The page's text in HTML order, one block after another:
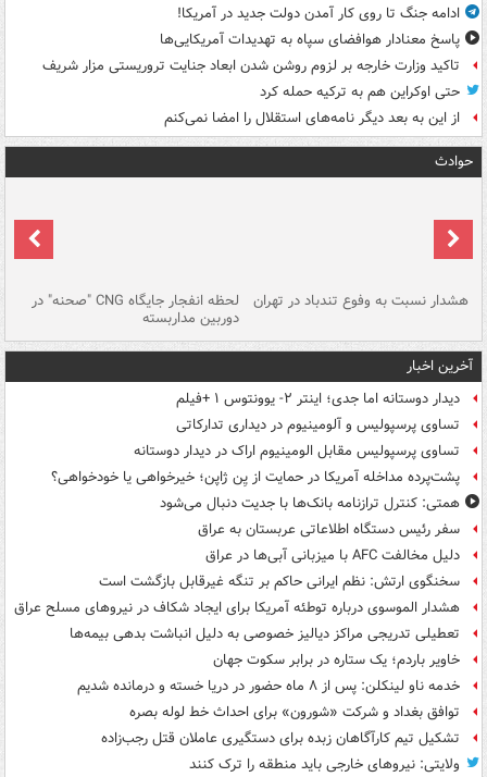
ادامه جنگ تا روی کار آمدن دولت جدید در آمریکا!
پاسخ معنادار هوافضای سپاه به تهدیدات آمریکایی‌ها
تاکید وزارت خارجه بر لزوم روشن شدن ابعاد جنایت تروریستی مزار شریف
حتی اوکراین هم به ترکیه حمله کرد
از این به بعد دیگر نامه‌های استقلال را امضا نمی‌کنم
حوادث
هشدار نسبت به وفوع تندباد در تهران لحظه انفجار جایگاه CNG "صحنه" در
دوربین مداربسته
آخرین اخبار
دیدار دوستانه اما جدی؛ اینتر ۲- یوونتوس ۱ +فیلم
تساوی پرسپولیس و آلومینیوم در دیداری تدارکاتی
تساوی پرسپولیس مقابل الومینیوم اراک در دیدار دوستانه
پشت‌پرده مداخله آمریکا در حمایت از یِن ژاپن؛ خیرخواهی یا خودخواهی؟
همتی: کنترل ترازنامه بانک‌ها با جدیت دنبال می‌شود
سفر رئیس دستگاه اطلاعاتی عربستان به عراق
دلیل مخالفت AFC با میزبانی آبی‌ها در عراق
سخنگوی ارتش: نظم ایرانی حاکم بر تنگه غیرقابل بازگشت است
هشدار الموسوی درباره توطئه آمریکا برای ایجاد شکاف در نیروهای مسلح عراق
تعطیلی تدریجی مراکز دیالیز خصوصی به دلیل انباشت بدهی بیمه‌ها
خاویر باردم؛ یک ستاره در برابر سکوت جهان
خدمه ناو لینکلن: پس از ۸ ماه حضور در دریا خسته و درمانده‌ شدیم
توافق بغداد و شرکت «شورون» برای احداث خط لوله بصره
تشکیل تیم کارآگاهان زبده برای دستگیری عاملان قتل رجب‌زاده
ولایتی: نیروهای خارجی باید منطقه را ترک کنند